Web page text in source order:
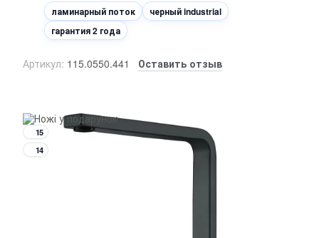
ламинарный поток
черный industrial
гарантия 2 года
Артикул: 115.0550.441 Оставить отзыв
15
14